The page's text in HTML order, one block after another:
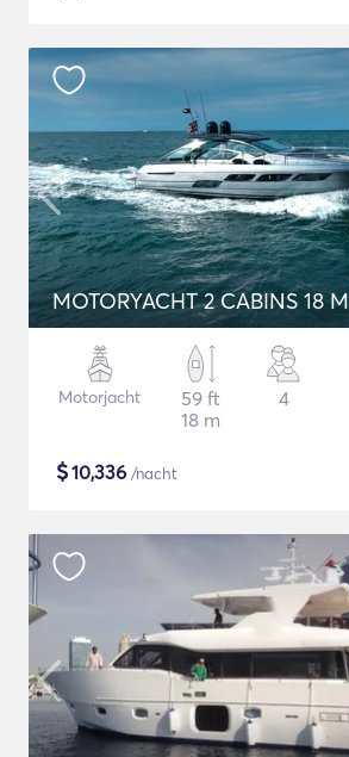
MOTORYACHT 2 CABINS 18 M
Motorjacht
59 ft
18 m
4
$10,336 /nacht